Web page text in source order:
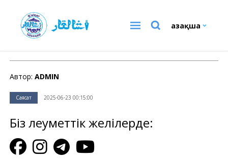
Қазақша
Автор: ADMIN
Саясат 2025-06-23 00:15:00
Біз әлеуметтік желілерде: